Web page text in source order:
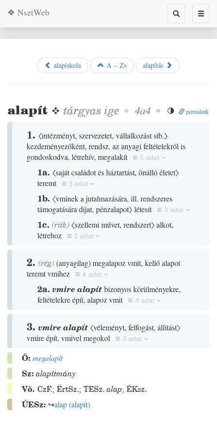
Toggle
search
❖ NsztWeb
alapiskola A – Zs alapítás
alapít ❖ tárgyas ige ◦ 4a4 ◦  permalink
1. 〈intézményt, szervezetet, vállalkozást stb.〉
kezdeményezőként, rendsz. az anyagi feltételekről is
gondoskodva, létrehív, megalakít
5 adat
1a. 〈saját családot és háztartást, önálló életet〉
teremt
3 adat
1b. 〈vminek a jutalmazására, ill. rendszeres
támogatására díjat, pénzalapot〉létesít 3 adat
1c. (ritk)〈szellemi művet, rendszert〉alkot,
létrehoz
2 adat
2. (rég)(anyagilag)megalapoz vmit, kellő alapot
teremt vmihez
4 adat
2a. vmire alapítbizonyos körülményekre,
feltételekre épít, alapoz vmit
4 adat
3. vmire alapít〈véleményt, felfogást, állítást〉
vmire épít, vmivel megokol
3 adat
Ö: megalapít
Sz: alapítmány
Vö. CzF.; ÉrtSz.; TESz. alap; ÉKsz.
ÚESz: ↪alap(alapít)